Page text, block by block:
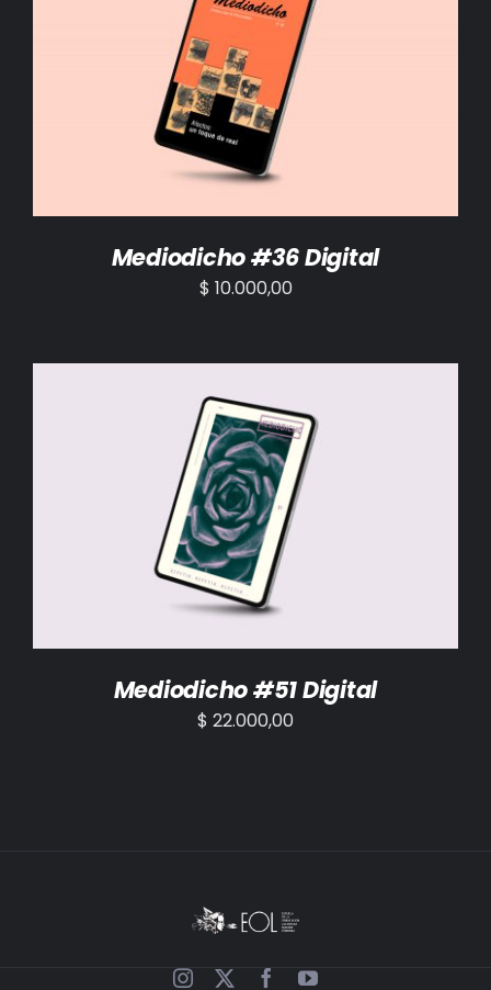
AÑADIR AL CARRITO /
Mediodicho #36 Digital
$ 10.000,00
AÑADIR AL CARRITO /
Mediodicho #51 Digital
$ 22.000,00